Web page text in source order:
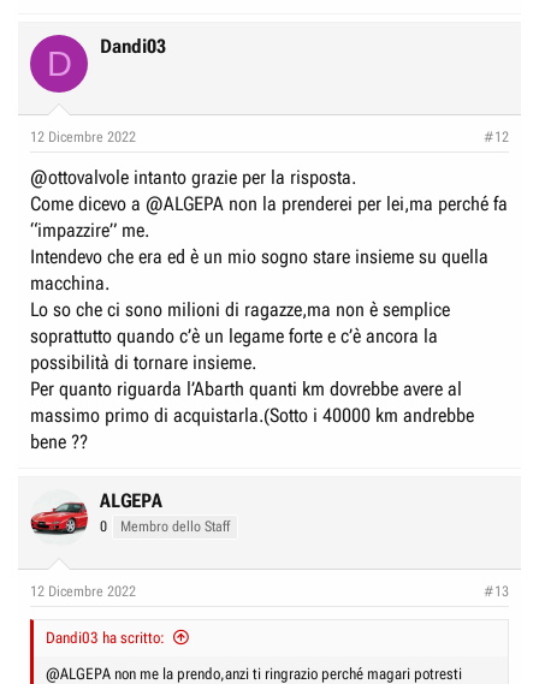
D Dandi03
12 Dicembre 2022 #12
@ottovalvole intanto grazie per la risposta.
Come dicevo a @ALGEPA non la prenderei per lei,ma perché fa
“impazzire” me.
Intendevo che era ed è un mio sogno stare insieme su quella
macchina.
Lo so che ci sono milioni di ragazze,ma non è semplice
soprattutto quando c’è un legame forte e c’è ancora la
possibilità di tornare insieme.
Per quanto riguarda l’Abarth quanti km dovrebbe avere al
massimo primo di acquistarla.(Sotto i 40000 km andrebbe
bene ??
ALGEPA
0 Membro dello Staff
12 Dicembre 2022 #13
Dandi03 ha scritto:
@ALGEPA non me la prendo,anzi ti ringrazio perché magari potresti